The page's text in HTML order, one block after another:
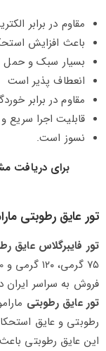
مقاوم در برابر
باعث افزایش
بسیار سبک و
انعطاف پذیر است
مقاوم در برابر
قابلیت اجرا سریع
نسوز است.
برای دریافت
تور عایق رطوبتی
تور فایبرگلاس عایق
فروش به سراسر ایران
تور عایق رطوبتی
رطوبتی و عایق
این عایق رطوبتی